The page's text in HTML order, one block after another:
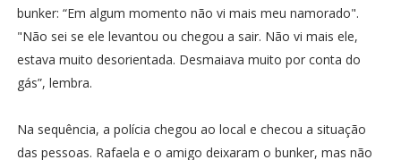
bunker: “Em algum momento não vi mais meu namorado".
"Não sei se ele levantou ou chegou a sair. Não vi mais ele,
estava muito desorientada. Desmaiava muito por conta do
gás”, lembra.
Na sequência, a polícia chegou ao local e checou a situação
das pessoas. Rafaela e o amigo deixaram o bunker, mas não